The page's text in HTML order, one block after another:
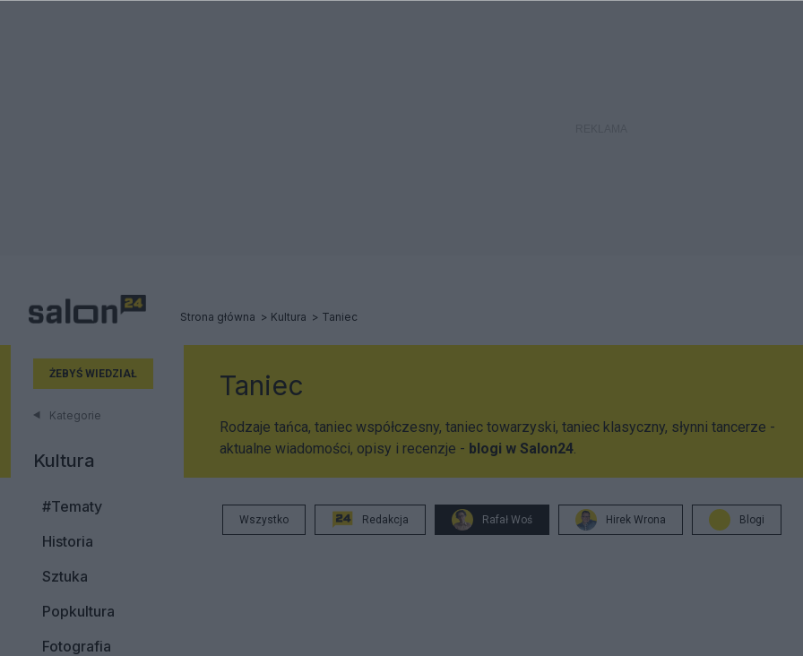
Strona główna Kultura Taniec
ŻEBYŚ WIEDZIAŁ
Kategorie
Kultura
#Tematy
Historia
Sztuka
Popkultura
Fotografia
Taniec
Rodzaje tańca, taniec współczesny, taniec towarzyski, taniec klasyczny, słynni tancerze -
aktualne wiadomości, opisy i recenzje - blogi w Salon24.
Wszystko Redakcja Rafał Woś Hirek Wrona Blogi